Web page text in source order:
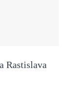
Rastislava